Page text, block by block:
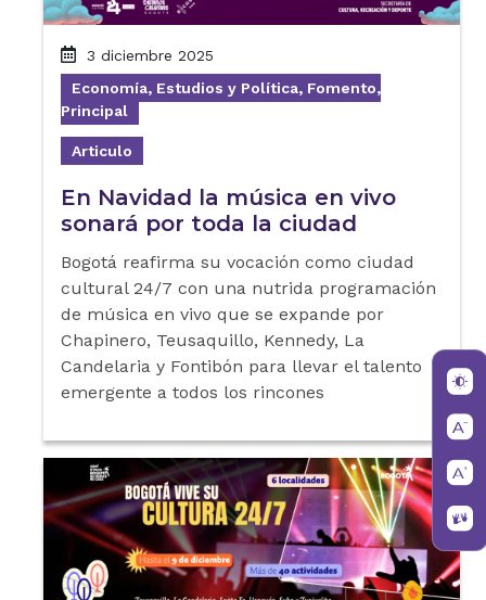
3 diciembre 2025
Economía, Estudios y Política, Fomento,
Principal
Articulo
En Navidad la música en vivo
sonará por toda la ciudad
Bogotá reafirma su vocación como ciudad
cultural 24/7 con una nutrida programación
de música en vivo que se expande por
Chapinero, Teusaquillo, Kennedy, La
Candelaria y Fontibón para llevar el talento
emergente a todos los rincones